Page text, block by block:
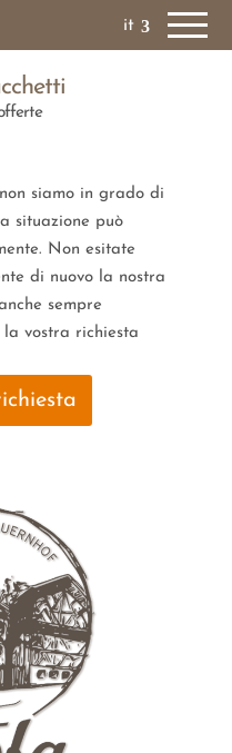
it
siamo in grado di
situazione può
Non esitate
di nuovo la nostra
sempre
vostra richiesta